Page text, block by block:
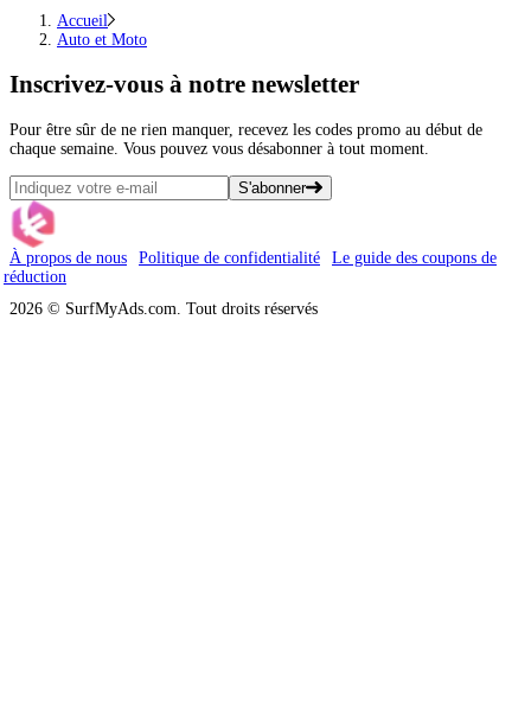
Accueil
Auto et Moto
Inscrivez-vous à notre newsletter
Pour être sûr de ne rien manquer, recevez les codes promo au début de
chaque semaine. Vous pouvez vous désabonner à tout moment.
S'abonner
À propos de nous Politique de confidentialité
Le guide des coupons de
réduction
2026 © SurfMyAds.com. Tout droits réservés